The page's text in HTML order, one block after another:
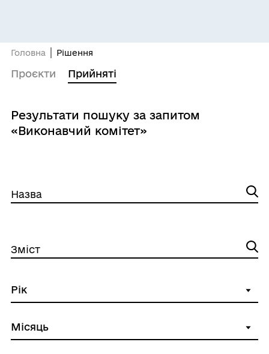
Головна Рішення
Проєкти Прийняті
Результати пошуку за запитом
«Виконавчий комітет»
Назва
Зміст